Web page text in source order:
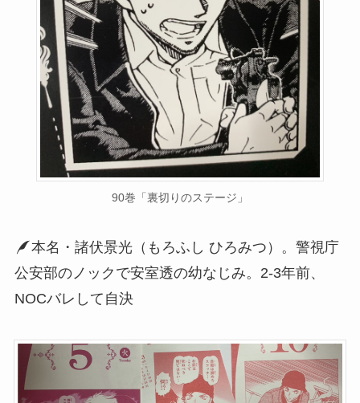
90巻「裏切りのステージ」
本名・諸伏景光（もろふし ひろみつ）。警視庁
公安部のノックで安室透の幼なじみ。2-3年前、
NOCバレして自決